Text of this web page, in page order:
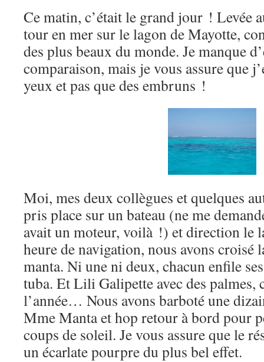
Ce matin, c’était le grand jour ! Levée
tour en mer sur le lagon de Mayotte,
des plus beaux du monde. Je manque
comparaison, mais je vous assure que
yeux et pas que des embruns !
Moi, mes deux collègues et quelques
pris place sur un bateau (ne me
avait un moteur, voilà !) et direction le
heure de navigation, nous avons croisé
manta. Ni une ni deux, chacun enfile
tuba. Et Lili Galipette avec des palmes,
l’année… Nous avons barboté une
Mme Manta et hop retour à bord pour
coups de soleil. Je vous assure que le
un écarlate pourpre du plus bel effet.